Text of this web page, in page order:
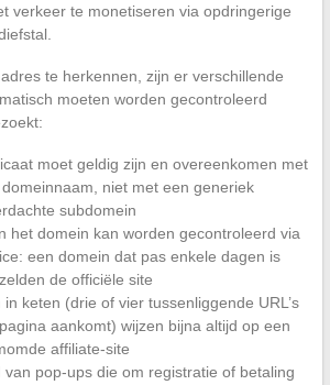
verkeer te monetiseren via opdringerige
te herkennen, zijn er verschillende
moeten worden gecontroleerd
moet geldig zijn en overeenkomen met
niet met een generiek
subdomein
het domein kan worden gecontroleerd via
een domein dat pas enkele dagen is
de officiële site
keten (drie of vier tussenliggende URL’s
aankomt) wijzen bijna altijd op een
affiliate-site
van pop-ups die om registratie of betaling